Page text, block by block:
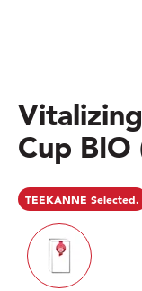
Cup BIO
TEEKANNE Selected.